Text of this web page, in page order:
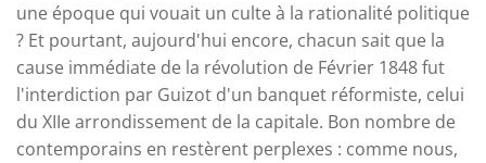
une époque qui vouait un culte à la rationalité politique
? Et pourtant, aujourd'hui encore, chacun sait que la
cause immédiate de la révolution de Février 1848 fut
l'interdiction par Guizot d'un banquet réformiste, celui
du XIIe arrondissement de la capitale. Bon nombre de
contemporains en restèrent perplexes : comme nous,